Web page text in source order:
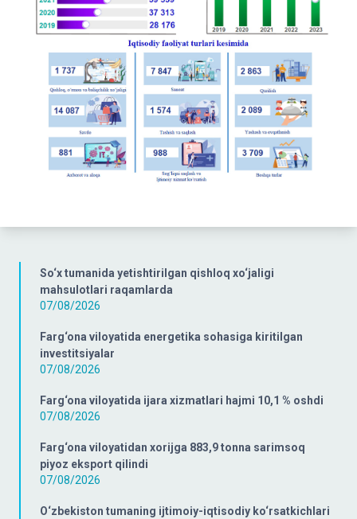
So‘x tumanida yetishtirilgan qishloq xo‘jaligi
mahsulotlari raqamlarda
07/08/2026
Farg‘ona viloyatida energetika sohasiga kiritilgan
investitsiyalar
07/08/2026
Farg‘ona viloyatida ijara xizmatlari hajmi 10,1 % oshdi
07/08/2026
Farg‘ona viloyatidan xorijga 883,9 tonna sarimsoq
piyoz eksport qilindi
07/08/2026
O‘zbekiston tumaning ijtimoiy-iqtisodiy ko‘rsatkichlari